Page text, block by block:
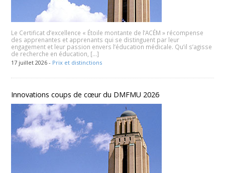
Le Certificat d’excellence « Étoile montante de l’ACÉM » récompense
des apprenantes et apprenants qui se distinguent par leur
engagement et leur passion envers l’éducation médicale. Qu’il s’agisse
de recherche en éducation, […]
17 juillet 2026 - Prix et distinctions
Innovations coups de cœur du DMFMU 2026